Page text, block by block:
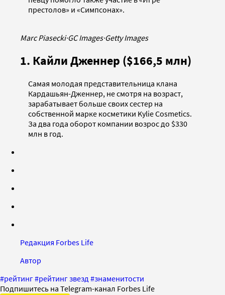
престолов» и «Симпсонах».
Marc Piasecki·GC Images·Getty Images
1. Кайли Дженнер ($166,5 млн)
Самая молодая представительница клана
Кардашьян-Дженнер, не смотря на возраст,
зарабатывает больше своих сестер на
собственной марке косметики Kylie Cosmetics.
За два года оборот компании возрос до $330
млн в год.
Редакция Forbes Life
Автор
#рейтинг#рейтинг звезд #знаменитости
Подпишитесь на Telegram-канал Forbes Life